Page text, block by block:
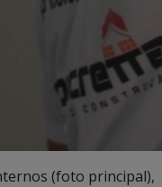
(foto principal),